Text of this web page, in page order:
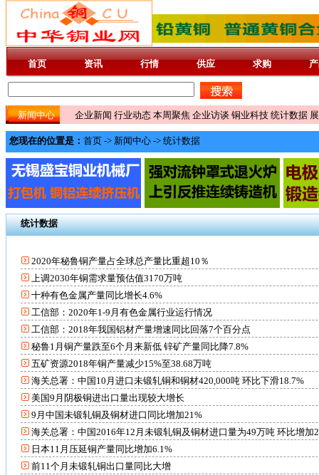
首页 资讯 行情 供应 求购
新闻中心 企业新闻 行业动态 本周聚焦 企业访谈 铜业科技 统计数据
您现在的位置是： 首页 -> 新闻中心 -> 统计数据
统计数据
2020年秘鲁铜产量占全球总产量比重超10％
上调2030年铜需求量预估值3170万吨
十种有色金属产量同比增长4.6%
工信部：2020年1-9月有色金属行业运行情况
工信部：2018年我国铝材产量增速同比回落7个百分点
秘鲁1月铜产量跌至6个月来新低 锌矿产量同比降7.8%
五矿资源2018年铜产量减少15%至38.68万吨
海关总署：中国10月进口未锻轧铜和铜材420,000吨 环比下滑18.7%
美国9月阴极铜进出口量出现较大增长
9月中国未锻轧铜及铜材进口同比增加21%
海关总署：中国2016年12月未锻轧铜及铜材进口量为49万吨 环比增加
日本11月压延铜产量同比增加6.1%
前11个月未锻轧铜出口量同比大增